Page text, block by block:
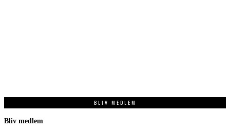
BLIV MEDLEM
Bliv medlem